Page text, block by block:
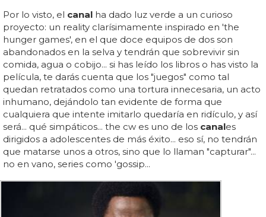
Por lo visto, el canal ha dado luz verde a un curioso
proyecto: un reality clarísimamente inspirado en 'the
hunger games', en el que doce equipos de dos son
abandonados en la selva y tendrán que sobrevivir sin
comida, agua o cobijo... si has leído los libros o has visto la
película, te darás cuenta que los "juegos" como tal
quedan retratados como una tortura innecesaria, un acto
inhumano, dejándolo tan evidente de forma que
cualquiera que intente imitarlo quedaría en ridículo, y así
será... qué simpáticos... the cw es uno de los canales
dirigidos a adolescentes de más éxito... eso sí, no tendrán
que matarse unos a otros, sino que lo llaman "capturar"...
no en vano, series como 'gossip...